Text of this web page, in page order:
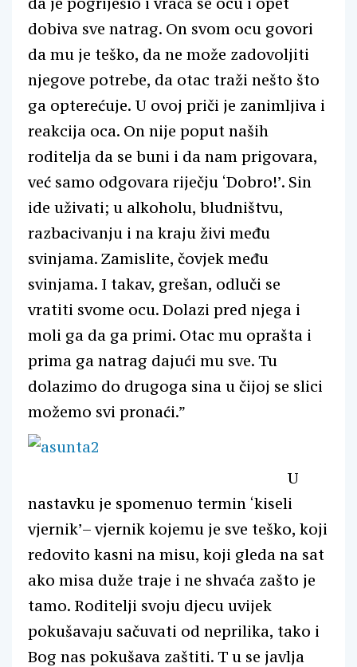
dobiva sve natrag. On svom ocu govori
da mu je teško, da ne može zadovoljiti
njegove potrebe, da otac traži nešto što
ga opterećuje. U ovoj priči je zanimljiva i
reakcija oca. On nije poput naših
roditelja da se buni i da nam prigovara,
već samo odgovara riječju ‘Dobro!’. Sin
ide uživati; u alkoholu, bludništvu,
razbacivanju i na kraju živi među
svinjama. Zamislite, čovjek među
svinjama. I takav, grešan, odluči se
vratiti svome ocu. Dolazi pred njega i
moli ga da ga primi. Otac mu oprašta i
prima ga natrag dajući mu sve. Tu
dolazimo do drugoga sina u čijoj se slici
možemo svi pronaći.”
U
nastavku je spomenuo termin ‘kiseli
vjernik’– vjernik kojemu je sve teško, koji
redovito kasni na misu, koji gleda na sat
ako misa duže traje i ne shvaća zašto je
tamo. Roditelji svoju djecu uvijek
pokušavaju sačuvati od neprilika, tako i
Bog nas pokušava zaštiti. T u se javlja